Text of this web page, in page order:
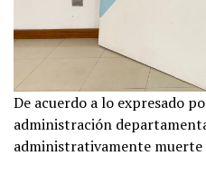
De acuerdo a lo expresado
administración
administrativamente muerte